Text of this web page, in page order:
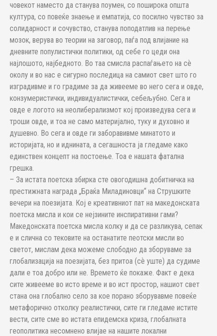
човекот наместо да станува поумен, со поширока општа
култура, со повеќе знаење и емпатија, со посилно чувство за
солидарност и сочувство, станува поподатлив на перење
мозок, верува во теории на заговор, паѓа под влијание на
дневните популистички политики, од себе го цеди она
најлошото, најбедното. Во таа смисла распаѓањето на сѐ
околу и во нас е сигурно последица на самиот свет што го
изградивме и го градиме за да живееме во него сега и овде,
конзумеристички, индивидуалистички, себељубно. Сега и
овде е логото на неолиберализмот кој произведува сега и
троши овде, и тоа не само материјално, туку и духовно и
душевно. Во сега и овде ги заборавивме минатото и
историјата, но и иднината, а сегашноста ја гледаме како
единствен концепт на постоење. Тоа е нашата фатална
грешка.
– За истата поетска збирка сте овогодишна добитничка на
престижната награда „Браќа Миладиновци“ на Струшките
вечери на поезијата. Кој е креативниот пат на македонската
поетска мисла и кои се нејзините инспиративни гами?
Македонската поетска мисла колку и да се разликува, сепак
е и слична со тековите на останатите пеотски мисли во
светот, мислам дека можеме слободно да зборуваме за
глобализација на поезијата, без притоа (сѐ уште) да судиме
дали е тоа добро или не. Времето ќе покаже. Факт е дека
сите живееме во исто време и во ист простор, нашиот свет
стана она глобално село за кое порано зборувавме повеќе
метафорично отколку реалистички, сите ги гледаме истите
вести, сите сме во истата епидемска криза, глобалната
геополитика несомнено влијае на нашите локални